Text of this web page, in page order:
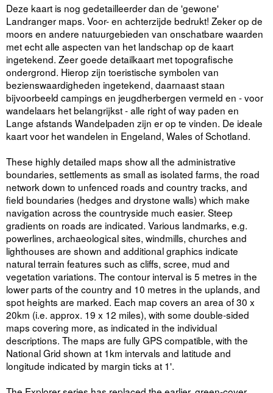
Deze kaart is nog gedetailleerder dan de 'gewone'
Landranger maps. Voor- en achterzijde bedrukt! Zeker op de
moors en andere natuurgebieden van onschatbare waarden
met echt alle aspecten van het landschap op de kaart
ingetekend. Zeer goede detailkaart met topografische
ondergrond. Hierop zijn toeristische symbolen van
bezienswaardigheden ingetekend, daarnaast staan
bijvoorbeeld campings en jeugdherbergen vermeld en - voor
wandelaars het belangrijkst - alle right of way paden en
Lange afstands Wandelpaden zijn er op te vinden. De ideale
kaart voor het wandelen in Engeland, Wales of Schotland.
These highly detailed maps show all the administrative
boundaries, settlements as small as isolated farms, the road
network down to unfenced roads and country tracks, and
field boundaries (hedges and drystone walls) which make
navigation across the countryside much easier. Steep
gradients on roads are indicated. Various landmarks, e.g.
powerlines, archaeological sites, windmills, churches and
lighthouses are shown and additional graphics indicate
natural terrain features such as cliffs, scree, mud and
vegetation variations. The contour interval is 5 metres in the
lower parts of the country and 10 metres in the uplands, and
spot heights are marked. Each map covers an area of 30 x
20km (i.e. approx. 19 x 12 miles), with some double-sided
maps covering more, as indicated in the individual
descriptions. The maps are fully GPS compatible, with the
National Grid shown at 1km intervals and latitude and
longitude indicated by margin ticks at 1'.